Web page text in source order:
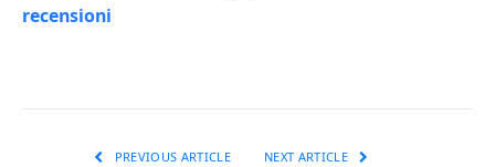
recensioni
PREVIOUS ARTICLE NEXT ARTICLE